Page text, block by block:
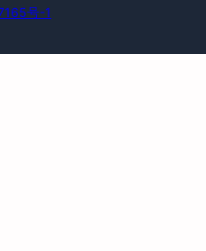
号-1